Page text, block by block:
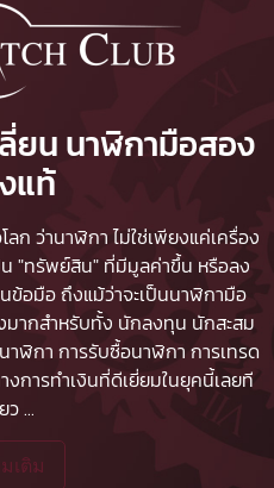
ยน นาฬิกามือสอง
แท้
ก ว่านาฬิกา ไม่ใช่เพียงแค่เครื่อง
"ทรัพย์สิน" ที่มีมูลค่าขึ้น หรือลง
อมือ ถึงแม้ว่าจะเป็นนาฬิกามือ
ากสำหรับทั้ง นักลงทุน นักสะสม
าฬิกา การรับซื้อนาฬิกา การเทรด
การทำเงินที่ดีเยี่ยมในยุคนี้เลยที
ว...
เติม